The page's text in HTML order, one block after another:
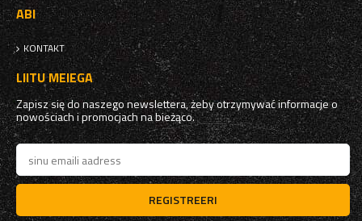
ABI
KONTAKT
LIITU MEIEGA
Zapisz się do naszego newslettera, żeby otrzymywać informacje o
nowościach i promocjach na bieżąco.
REGISTREERI